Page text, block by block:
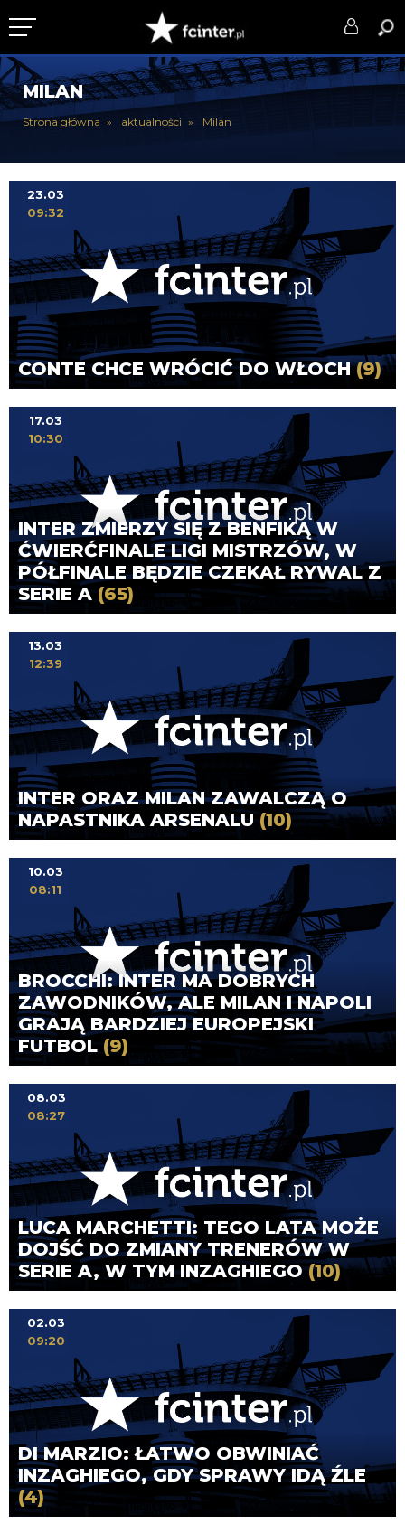
KLUB
DRUŻYNA
PUCHARY
DLA TIFOSICH
SERWIS
MILAN
Strona główna aktualności Milan
CONTE CHCE WRÓCIĆ DO WŁOCH(9)
23.03
09:32
INTER ZMIERZY SIĘ Z BENFIKĄ W
ĆWIERĆFINALE LIGI MISTRZÓW, W
PÓŁFINALE BĘDZIE CZEKAŁ RYWAL Z
SERIE A (65)
17.03
10:30
INTER ORAZ MILAN ZAWALCZĄ O
NAPASTNIKA ARSENALU(10)
13.03
12:39
BROCCHI: INTER MA DOBRYCH
ZAWODNIKÓW, ALE MILAN I NAPOLI
GRAJĄ BARDZIEJ EUROPEJSKI
FUTBOL (9)
10.03
08:11
LUCA MARCHETTI: TEGO LATA MOŻE
DOJŚĆ DO ZMIANY TRENERÓW W
SERIE A, W TYM INZAGHIEGO(10)
08.03
08:27
DI MARZIO: ŁATWO OBWINIAĆ
INZAGHIEGO, GDY SPRAWY IDĄ ŹLE
(4)
02.03
09:20